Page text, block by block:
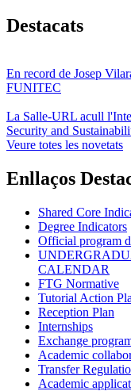
Destacats
En record de Josep
FUNITEC
La Salle-URL acull
Security and
Veure totes les novetats
Enllaços
Shared Core
Degree Indicators
Official program
CALENDAR
FTG Normative
Tutorial Action
Reception Plan
Internships
Exchange
Academic
Transfer
Academic